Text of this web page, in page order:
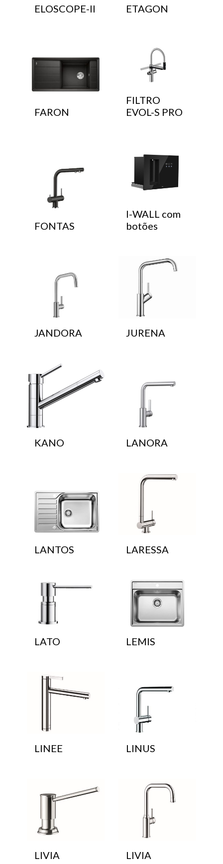
ELOSCOPE-II ETAGON
FARON
FILTRO
EVOL-S PRO
FONTAS
I-WALL com
botões
JANDORA JURENA
KANO LANORA
LANTOS LARESSA
LATO LEMIS
LINEE LINUS
LIVIA LIVIA